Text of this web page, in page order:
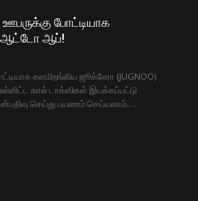
போட்டியாக
ஆட்டோ ஆப்!
களமிறங்கிய ஜூக்னோ (JUGNOO)
கால் டாக்ஸிகள் இயக்கப்பட்டு
செய்து பயணம் செய்யலாம்.…